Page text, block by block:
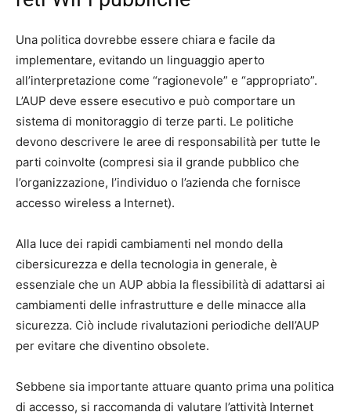
Una politica dovrebbe essere chiara e facile da
implementare, evitando un linguaggio aperto
all’interpretazione come “ragionevole” e “appropriato”.
L’AUP deve essere esecutivo e può comportare un
sistema di monitoraggio di terze parti. Le politiche
devono descrivere le aree di responsabilità per tutte le
parti coinvolte (compresi sia il grande pubblico che
l’organizzazione, l’individuo o l’azienda che fornisce
accesso wireless a Internet).
Alla luce dei rapidi cambiamenti nel mondo della
cibersicurezza e della tecnologia in generale, è
essenziale che un AUP abbia la flessibilità di adattarsi ai
cambiamenti delle infrastrutture e delle minacce alla
sicurezza. Ciò include rivalutazioni periodiche dell’AUP
per evitare che diventino obsolete.
Sebbene sia importante attuare quanto prima una politica
di accesso, si raccomanda di valutare l’attività Internet